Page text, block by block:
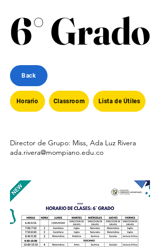
6° Grado
6° Grado
Back
Horario Classroom Lista de Útiles
Director de Grupo: Miss, Ada Luz Rivera
ada.rivera@mompiano.edu.co